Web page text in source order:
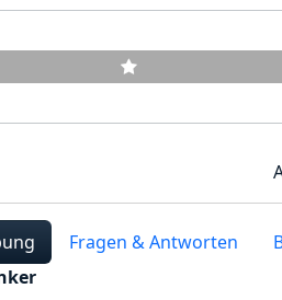
Fragen & Antworten